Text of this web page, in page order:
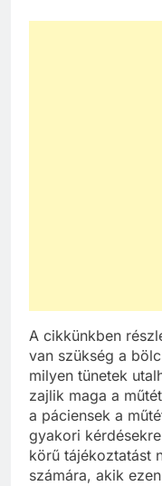
A cikkünkben
van szükség a
milyen tünetek
zajlik maga a
a páciensek a
gyakori
körű tájékoztatást
számára, akik